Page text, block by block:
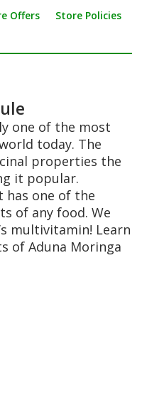
Offers
Store Policies
one of the most
today. The
properties the
it popular.
has one of the
of any food. We
multivitamin! Learn
of Aduna Moringa